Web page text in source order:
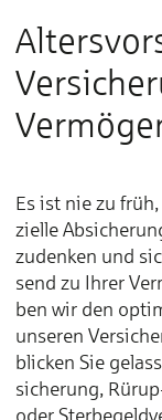
Es ist nie zu
zielle
zu­denken und
send zu Ihrer
ben wir den
unseren
blic­ken Sie
sicherung,
oder